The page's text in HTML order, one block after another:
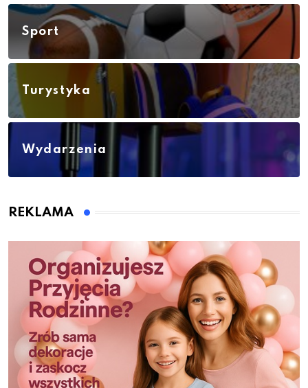
Sport
Turystyka
Wydarzenia
REKLAMA